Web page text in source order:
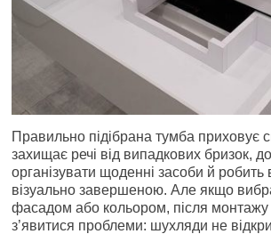
Правильно підібрана тумба приховує
захищає речі від випадкових бризок,
організувати щоденні засоби й робить
візуально завершеною. Але якщо
фасадом або кольором, після
з’явитися проблеми: шухляди не